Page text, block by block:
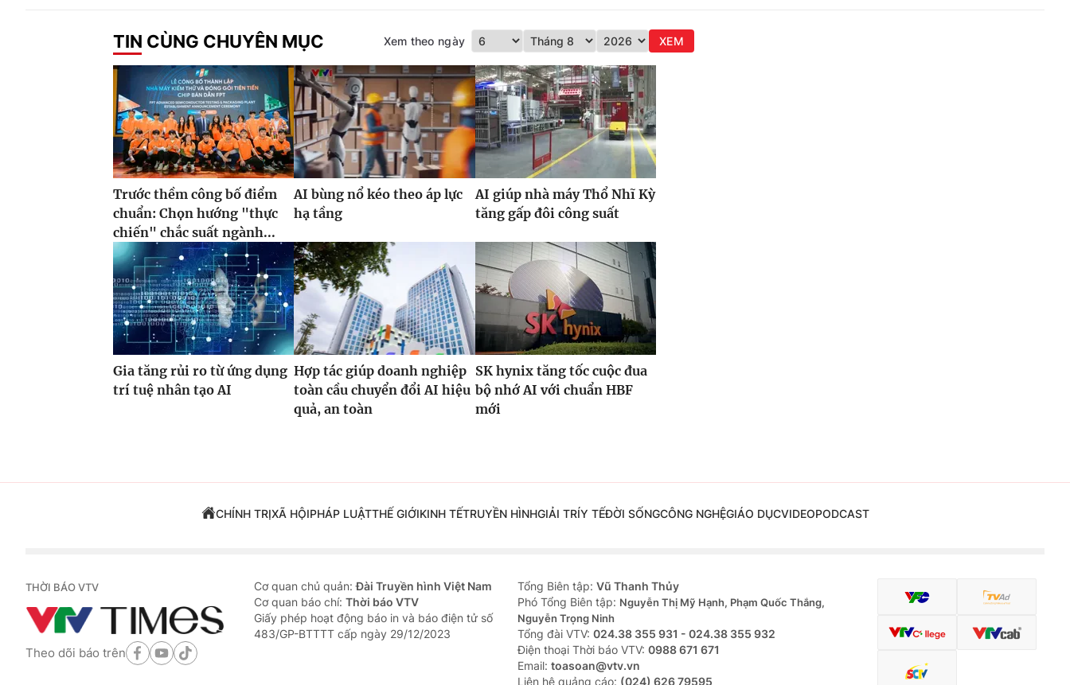
TIN CÙNG CHUYÊN MỤC Xem theo ngày XEM
Trước thềm công bố điểm
chuẩn: Chọn hướng "thực
chiến" chắc suất ngành...
AI bùng nổ kéo theo áp lực
hạ tầng
AI giúp nhà máy Thổ Nhĩ Kỳ
tăng gấp đôi công suất
Gia tăng rủi ro từ ứng dụng
trí tuệ nhân tạo AI
Hợp tác giúp doanh nghiệp
toàn cầu chuyển đổi AI hiệu
quả, an toàn
SK hynix tăng tốc cuộc đua
bộ nhớ AI với chuẩn HBF
mới
CHÍNH TRỊXÃ HỘIPHÁP LUẬTTHẾ GIỚIKINH TẾTRUYỀN HÌNHGIẢI TRÍY TẾĐỜI SỐNGCÔNG NGHỆGIÁO DỤCVIDEOPODCAST
THỜI BÁO VTV
Theo dõi báo trên
Cơ quan chủ quản:Đài Truyền hình Việt Nam
Cơ quan báo chí: Thời báo VTV
Giấy phép hoạt động báo in và báo điện tử số
483/GP-BTTTT cấp ngày 29/12/2023
Tổng Biên tập: Vũ Thanh Thủy
Phó Tổng Biên tập: Nguyễn Thị Mỹ Hạnh, Phạm Quốc Thắng,
Nguyễn Trọng Ninh
Tổng đài VTV: 024.38 355 931 - 024.38 355 932
Ðiện thoại Thời báo VTV: 0988 671 671
Email: toasoan@vtv.vn
Liên hệ quảng cáo: (024) 626 79595